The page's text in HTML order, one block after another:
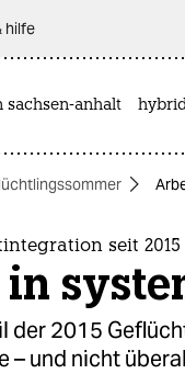
hilfe
sachsen-anhalt
seit 2015
der 2015
– und nicht